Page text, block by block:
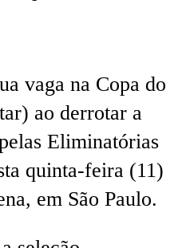
vaga na Copa do
ao derrotar a
Eliminatórias
quinta-feira (11)
em São Paulo.